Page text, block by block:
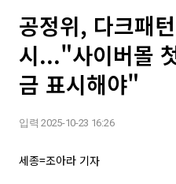
공정위, 다크패
시..."사이버몰
금 표시해야"
입력 2025-10-23 16:26
세종=조아라 기자